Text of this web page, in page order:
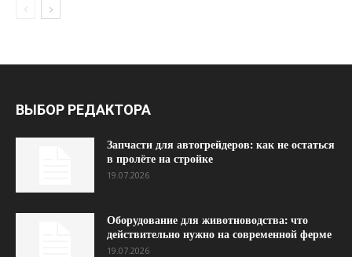
ВЫБОР РЕДАКТОРА
Запчасти для автогрейдеров: как не остаться
в пролёте на стройке
19.07.2026
Оборудование для животноводства: что
действительно нужно на современной ферме
19.07.2026